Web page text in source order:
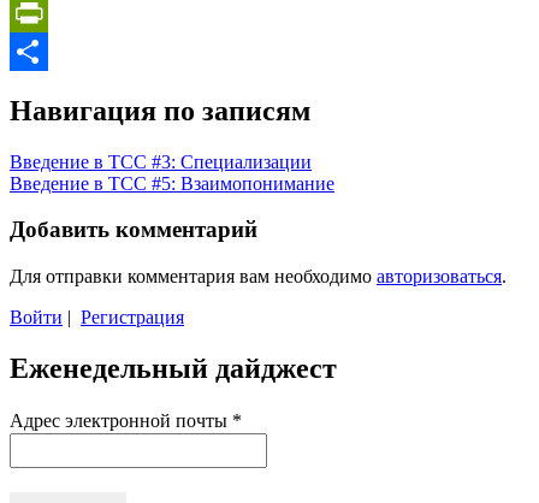
Twitter
PrintFriendly
Навигация по записям
Введение в ТСС #3: Специализации
Введение в ТСС #5: Взаимопонимание
Добавить комментарий
Для отправки комментария вам необходимо авторизоваться.
Войти | Регистрация
Еженедельный дайджест
Адрес электронной почты *